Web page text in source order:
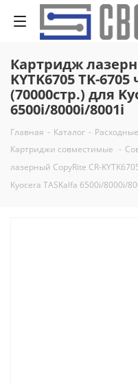
Картридж
KYTK6705 TK-
(70000стр.) для
6500i/8000i/8001i
Главная - Каталог -
Картриджи совместимые -
лазерный CopyRite CR-
Kyocera TASKalfa 6500i/8000i/